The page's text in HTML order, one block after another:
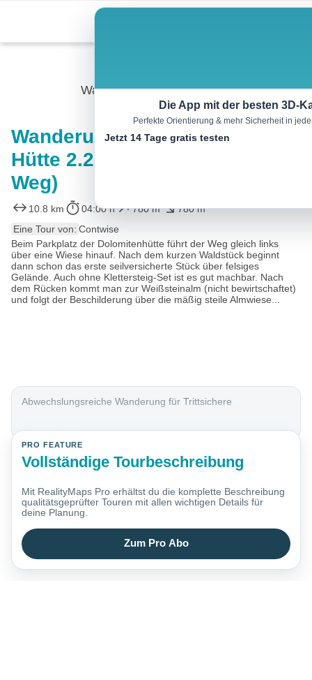
content
Wandern
Wanderung zur Karlsbader
Hütte 2.260m (über Rudi-Eller-
Weg)
10.8 km 04:00 h 780 m
780 m
Eine Tour von: Contwise
Beim Parkplatz der Dolomitenhütte führt der Weg gleich links
über eine Wiese hinauf. Nach dem kurzen Waldstück beginnt
dann schon das erste seilversicherte Stück über felsiges
Gelände. Auch ohne Klettersteig-Set ist es gut machbar. Nach
dem Rücken kommt man zur Weißsteinalm (nicht bewirtschaftet)
und folgt der Beschilderung über die mäßig steile Almwiese...
Abwechslungsreiche Wanderung für Trittsichere
PRO FEATURE
Vollständige Tourbeschreibung
Mit RealityMaps Pro erhältst du die komplette Beschreibung
qualitätsgeprüfter Touren mit allen wichtigen Details für
deine Planung.
Zum Pro Abo
Die App mit der besten 3D-
Perfekte Orientierung & mehr Sicherheit in
Jetzt 14 Tage gratis testen